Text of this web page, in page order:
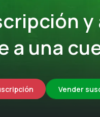
y
a una
Vender